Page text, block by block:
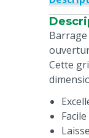
Cette